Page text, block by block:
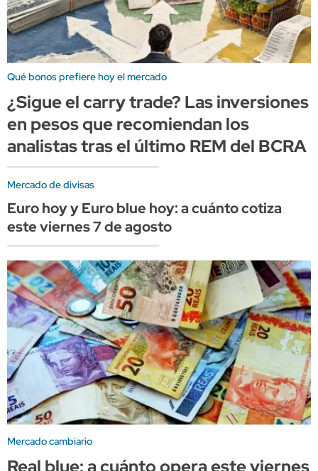
Qué bonos prefiere hoy el mercado
¿Sigue el carry trade? Las inversiones
en pesos que recomiendan los
analistas tras el último REM del BCRA
Mercado de divisas
Euro hoy y Euro blue hoy: a cuánto cotiza
este viernes 7 de agosto
Mercado cambiario
Real blue: a cuánto opera este viernes